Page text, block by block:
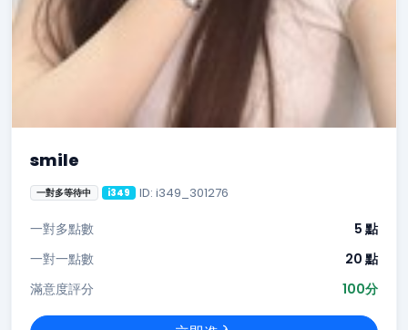
smile
一對多等待中 i349 ID: i349_301276
一對多點數
5 點
一對一點數
20 點
滿意度評分
100分